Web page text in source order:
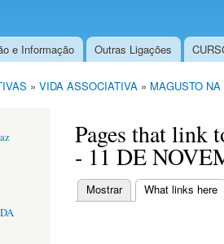
e Informação Outras Ligações
» VIDA ASSOCIATIVA » MAGUSTO
Pages that link
- 11 DE
Separadores
Mostrar What links here